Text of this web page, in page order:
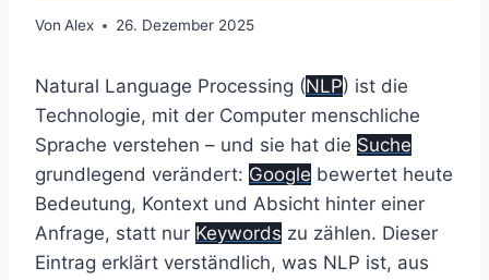
Von Alex 26. Dezember 2025
Natural Language Processing (NLP) ist die
Technologie, mit der Computer menschliche
Sprache verstehen – und sie hat die Suche
grundlegend verändert: Google bewertet heute
Bedeutung, Kontext und Absicht hinter einer
Anfrage, statt nur Keywords zu zählen. Dieser
Eintrag erklärt verständlich, was NLP ist, aus